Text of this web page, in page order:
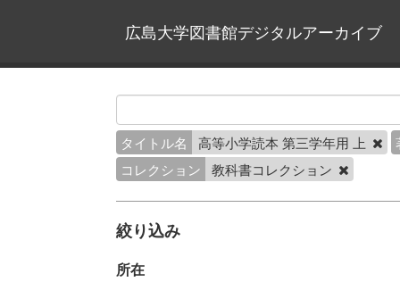
広島大学図書館デジタルアーカイブ
タイトル名 高等小学読本 第三学年用 上
コレクション
教科書コレクション
絞り込み
所在